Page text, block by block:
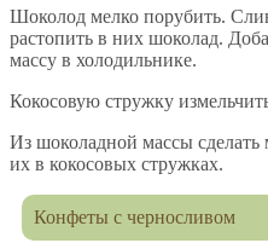
Шоколод мелко порубить.
растопить в них шоколад.
массу в холодильнике.
Кокосовую стружку
Из шоколадной массы
их в кокосовых стружках.
Конфеты с черносливом